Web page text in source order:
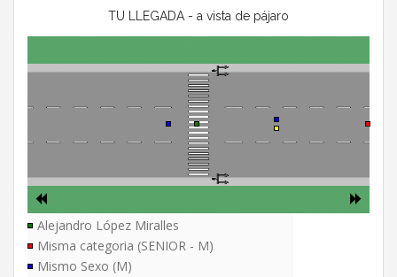
TU LLEGADA - a vista de pájaro
Alejandro López Miralles
Misma categoria (SENIOR - M)
Mismo Sexo (M)